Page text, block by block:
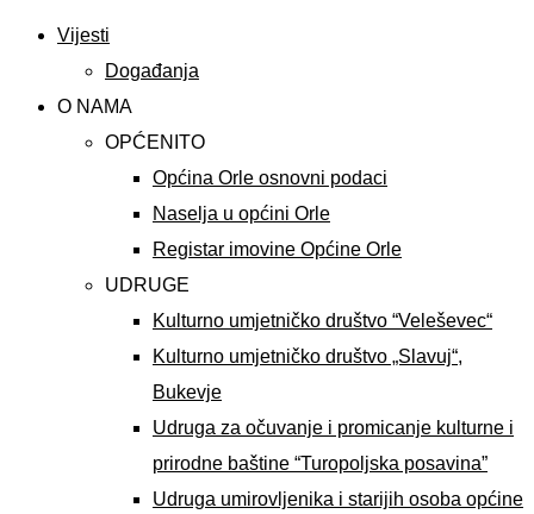
Vijesti
Događanja
O NAMA
OPĆENITO
Općina Orle osnovni podaci
Naselja u općini Orle
Registar imovine Općine Orle
UDRUGE
Kulturno umjetničko društvo “Veleševec“
Kulturno umjetničko društvo „Slavuj“,
Bukevje
Udruga za očuvanje i promicanje kulturne i
prirodne baštine “Turopoljska posavina”
Udruga umirovljenika i starijih osoba općine